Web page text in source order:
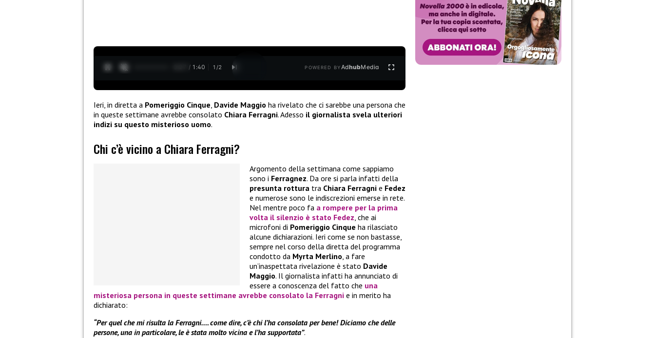
0:28 / 1:40 1 /2 POWERED BYAdhubMedia
Ieri, in diretta a Pomeriggio Cinque Davide Maggio ha rivelato che ci sarebbe una persona che
in queste settimane avrebbe consolato Chiara Ferragni. Adesso il giornalista svela ulteriori
indizi su questo misterioso uomo.
Chi c’è vicino a Chiara Ferragni?
Argomento della settimana come sappiamo
sono i Ferragnez. Da ore si parla infatti della
presunta rottura tra Chiara Ferragni e Fedez
e numerose sono le indiscrezioni emerse in rete.
Nel mentre poco fa a rompere per la prima
volta il silenzio è stato Fedez, che ai
microfoni di Pomeriggio Cinque ha rilasciato
alcune dichiarazioni. Ieri come se non bastasse,
sempre nel corso della diretta del programma
condotto da Myrta Merlino, a fare
un’inaspettata rivelazione è stato Davide
Maggio. Il giornalista infatti ha annunciato di
essere a conoscenza del fatto che una
misteriosa persona in queste settimane avrebbe consolato la Ferragni e in merito ha
dichiarato:
“Per quel che mi risulta la Ferragni…. come dire, c’è chi l’ha consolata per bene! Diciamo che delle
persone, una in particolare, le è stata molto vicina e l’ha supportata”.